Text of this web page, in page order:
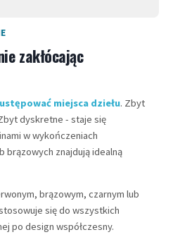
zakłócając
ustępować miejsca dziełu. Zbyt
dyskretne - staje się
w wykończeniach
brązowych znajdują idealną
brązowym, czarnym lub
się do wszystkich
po design współczesny.